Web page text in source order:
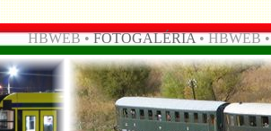
HBWEB •FOTOGALÉRIA• HBWEB